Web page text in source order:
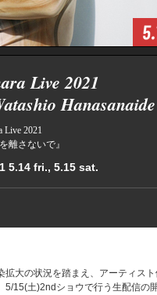
Live 2021
Live 2021
を離さないで』
5.14 fri., 5.15 sat.
拡大の状況を踏まえ、アーティス
5/15(土)2ndショウで行う生配信の